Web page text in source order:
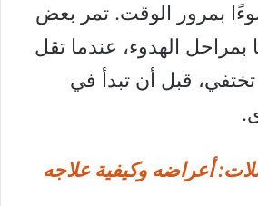
بمرور الوقت. تمر بعض
بمراحل الهدوء، عندما تقل
قبل أن تبدأ في
أعراضه وكيفية علاجه